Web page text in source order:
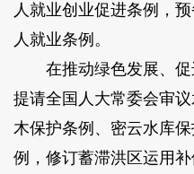
人就业创业促进条例，
人就业条例。
在推动绿色发展、促
提请全国人大常委会审
木保护条例、密云水库
例，修订蓄滞洪区运用